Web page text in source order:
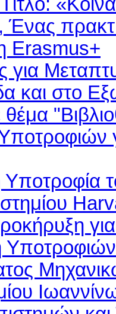
Erasmus+
για
και στο